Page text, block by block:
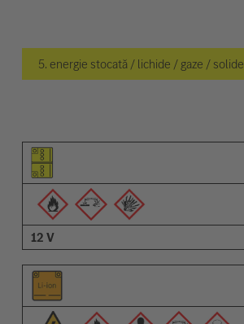
5. energie stocată / lichide / gaze / solide
Pictogramă elemente
Pictogramă avertizări
Descriere
12 V